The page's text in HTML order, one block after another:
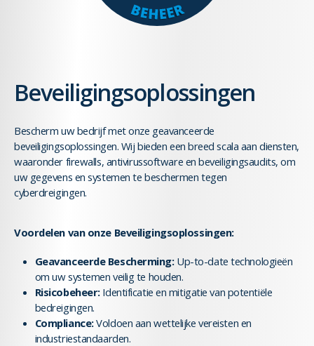
Beveiligingsoplossingen
Bescherm uw bedrijf met onze geavanceerde
beveiligingsoplossingen. Wij bieden een breed scala aan diensten,
waaronder firewalls, antivirussoftware en beveiligingsaudits, om
uw gegevens en systemen te beschermen tegen
cyberdreigingen.
Voordelen van onze Beveiligingsoplossingen:
Geavanceerde Bescherming:Up-to-date technologieën
om uw systemen veilig te houden.
Risicobeheer:Identificatie en mitigatie van potentiële
bedreigingen.
Compliance:Voldoen aan wettelijke vereisten en
industriestandaarden.